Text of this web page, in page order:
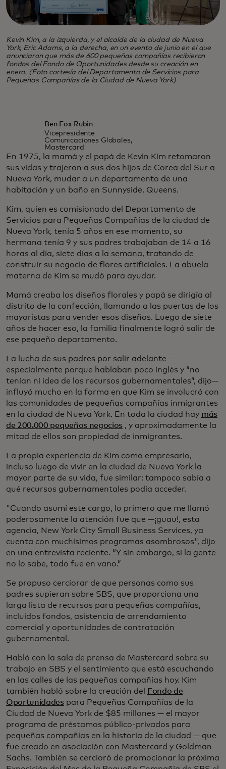
Kevin Kim, a la izquierda, y el alcalde de la ciudad de Nueva
York, Eric Adams, a la derecha, en un evento de junio en el que
anunciaron que más de 600 pequeñas compañías recibieron
fondos del Fondo de Oportunidades desde su creación en
enero. (Foto cortesía del Departamento de Servicios para
Pequeñas Compañías de la Ciudad de Nueva York)
Ben Fox Rubin
Vicepresidente
Comunicaciones Globales,
Mastercard
En 1975, la mamá y el papá de Kevin Kim retomaron
sus vidas y trajeron a sus dos hijos de Corea del Sur a
Nueva York, mudar a un departamento de una
habitación y un baño en Sunnyside, Queens.
Kim, quien es comisionado del Departamento de
Servicios para Pequeñas Compañías de la ciudad de
Nueva York, tenía 5 años en ese momento, su
hermana tenía 9 y sus padres trabajaban de 14 a 16
horas al día, siete días a la semana, tratando de
construir su negocio de flores artificiales. La abuela
materna de Kim se mudó para ayudar.
Mamá creaba los diseños florales y papá se dirigía al
distrito de la confección, llamando a las puertas de los
mayoristas para vender esos diseños. Luego de siete
años de hacer eso, la familia finalmente logró salir de
ese pequeño departamento.
La lucha de sus padres por salir adelante —
especialmente porque hablaban poco inglés y “no
tenían ni idea de los recursos gubernamentales”, dijo—
influyó mucho en la forma en que Kim se involucró con
las comunidades de pequeñas compañías inmigrantes
en la ciudad de Nueva York. En toda la ciudad hay más
de 200.000 pequeños negocios , y aproximadamente la
mitad de ellos son propiedad de inmigrantes.
La propia experiencia de Kim como empresario,
incluso luego de vivir en la ciudad de Nueva York la
mayor parte de su vida, fue similar: tampoco sabía a
qué recursos gubernamentales podía acceder.
"Cuando asumí este cargo, lo primero que me llamó
poderosamente la atención fue que —¡guau!, esta
agencia, New York City Small Business Services, ya
cuenta con muchísimos programas asombrosos", dijo
en una entrevista reciente. “Y sin embargo, si la gente
no lo sabe, todo fue en vano.”
Se propuso cerciorar de que personas como sus
padres supieran sobre SBS, que proporciona una
larga lista de recursos para pequeñas compañías,
incluidos fondos, asistencia de arrendamiento
comercial y oportunidades de contratación
gubernamental.
Habló con la sala de prensa de Mastercard sobre su
trabajo en SBS y el sentimiento que está escuchando
en las calles de las pequeñas compañías hoy. Kim
también habló sobre la creación del
Fondo de
Oportunidadespara Pequeñas Compañías de la
Ciudad de Nueva York de $85 millones — el mayor
programa de préstamos público-privados para
pequeñas compañías en la historia de la ciudad — que
fue creado en asociación con Mastercard y Goldman
Sachs. También se cercioró de promocionar la próxima